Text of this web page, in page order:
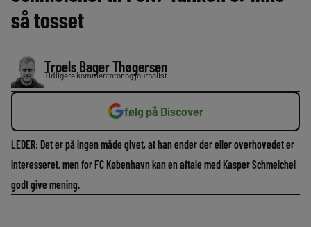
så tosset
Troels Bager Thøgersen
Tidligere kommentator og journalist
følg på Discover
LEDER: Det er på ingen måde givet, at han ender der eller overhovedet er
interesseret, men for FC København kan en aftale med Kasper Schmeichel
godt give mening.